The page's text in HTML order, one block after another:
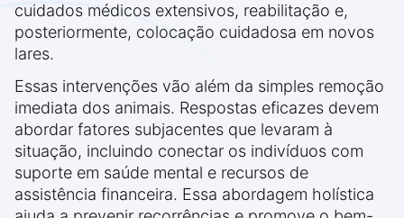
cuidados médicos extensivos, reabilitação e,
posteriormente, colocação cuidadosa em novos
lares.
Essas intervenções vão além da simples remoção
imediata dos animais. Respostas eficazes devem
abordar fatores subjacentes que levaram à
situação, incluindo conectar os indivíduos com
suporte em saúde mental e recursos de
assistência financeira. Essa abordagem holística